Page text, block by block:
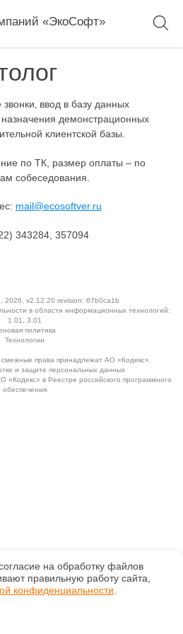
«ЭкоСофт»
ввод в базу данных
демонстрационных
клиентской базы.
по ТК, размер оплаты – по
собеседования.
mail@ecosoftver.ru
343284, 357094
, 2026, v2.12.20 revision: 67b0ca1b
в области информационных технологий:
1.01, 3.01
политика
Технологии
права принадлежат АО «Кодекс».
и защите персональных данных
«Кодекс» в Реестре российского программного
обеспечения
на обработку файлов
правильную работу сайта,
конфиденциальности